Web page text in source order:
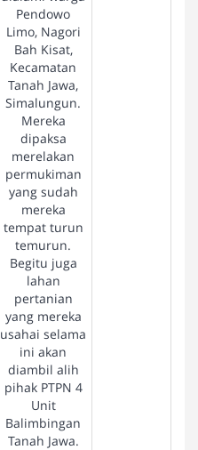
Pendowo
Limo, Nagori
Bah Kisat,
Kecamatan
Tanah Jawa,
Simalungun.
Mereka
dipaksa
merelakan
permukiman
yang sudah
mereka
tempat turun
temurun.
Begitu juga
lahan
pertanian
yang mereka
usahai selama
ini akan
diambil alih
pihak PTPN 4
Unit
Balimbingan
Tanah Jawa.